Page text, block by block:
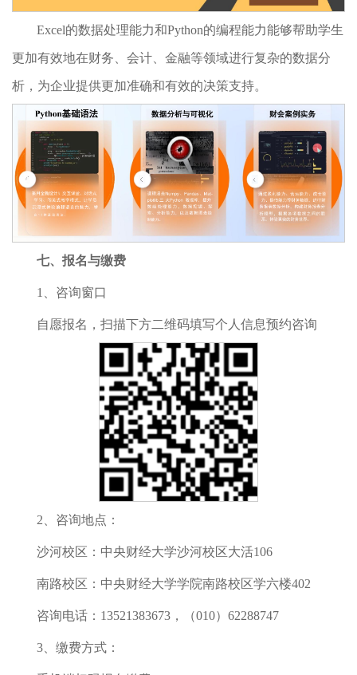
Excel的数据处理能力和Python的编程能力能够帮助学生
更加有效地在财务、会计、金融等领域进行复杂的数据分
析，为企业提供更加准确和有效的决策支持。
七、报名与缴费
1、咨询窗口
自愿报名，扫描下方二维码填写个人信息预约咨询
2、咨询地点：
沙河校区：中央财经大学沙河校区大活106
南路校区：中央财经大学学院南路校区学六楼402
咨询电话：13521383673，（010）62288747
3、缴费方式：